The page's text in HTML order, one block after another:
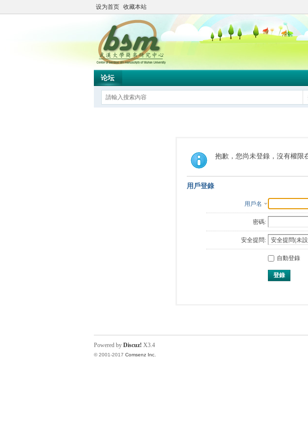
设为首页 收藏本站
论坛
抱歉，您尚未登錄，沒有權限
用戶登錄
用戶名
密碼:
安全提問:
自動登錄
登錄
Powered by Discuz! X3.4
© 2001-2017 Comsenz Inc.